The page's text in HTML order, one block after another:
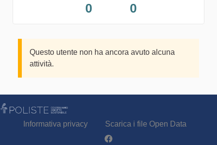
0 0
Questo utente non ha ancora avuto alcuna
attività.
Informativa privacy
Scarica i file Open Data
Partecipa - Poliste su Facebook